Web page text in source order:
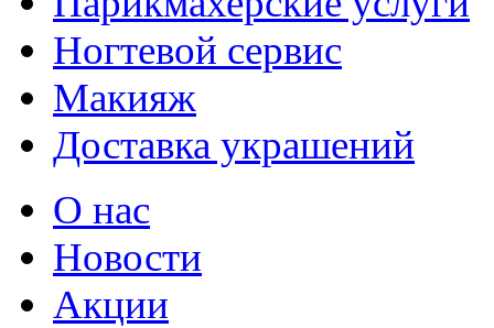
Ногтевой сервис
Макияж
Доставка украшений
О нас
Новости
Акции